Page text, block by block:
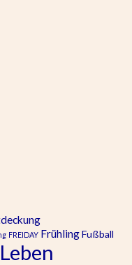
FREIDAY FrühlingFußball
Leben